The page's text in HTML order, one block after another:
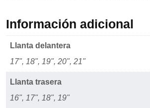
Información adicional
Llanta delantera
17", 18", 19", 20", 21"
Llanta trasera
16", 17", 18", 19"
funcionalidades
Marketing
Al compartir tus
comportamiento